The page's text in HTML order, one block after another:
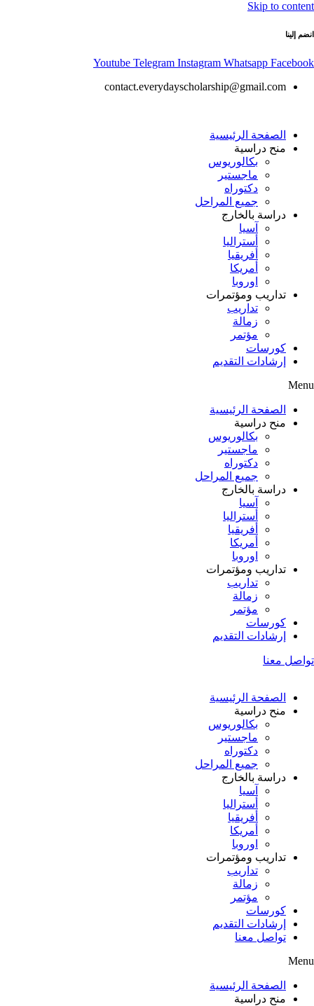
Skip to content
انضم إلينا
Youtube Telegram Instagram Whatsapp Facebook
contact.everydayscholarship@gmail.com
الصفحة الرئيسية
منح دراسية
بكالوريوس
ماجستير
دكتوراه
جميع المراحل
دراسة بالخارج
آسيا
أستراليا
أفريقيا
أمريكا
اوروبا
تداريب ومؤتمرات
تداريب
زمالة
مؤتمر
كورسات
إرشادات التقديم
Menu
الصفحة الرئيسية
منح دراسية
بكالوريوس
ماجستير
دكتوراه
جميع المراحل
دراسة بالخارج
آسيا
أستراليا
أفريقيا
أمريكا
اوروبا
تداريب ومؤتمرات
تداريب
زمالة
مؤتمر
كورسات
إرشادات التقديم
تواصل معنا
الصفحة الرئيسية
منح دراسية
بكالوريوس
ماجستير
دكتوراه
جميع المراحل
دراسة بالخارج
آسيا
أستراليا
أفريقيا
أمريكا
اوروبا
تداريب ومؤتمرات
تداريب
زمالة
مؤتمر
كورسات
إرشادات التقديم
تواصل معنا
Menu
الصفحة الرئيسية
منح دراسية